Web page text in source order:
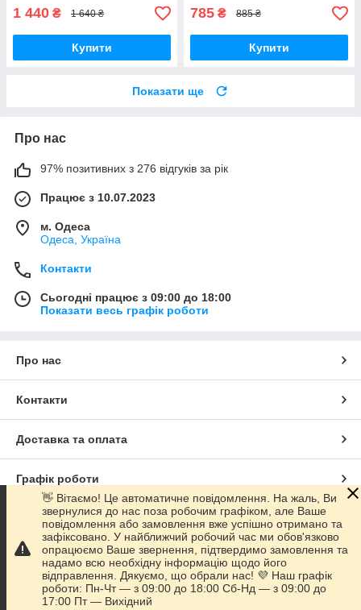
1 440 ₴ 1 640 ₴
Купити
785 ₴ 885 ₴
Купити
Показати ще
Про нас
97% позитивних з 276 відгуків за рік
Працює з 10.07.2023
м. Одеса
Одеса, Україна
Контакти
Сьогодні працює з 09:00 до 18:00
Показати весь графік роботи
Про нас
Контакти
Доставка та оплата
Графік роботи
Повна версія сайту
Сайт створено на маркетплейсі Prom.ua
Політика конфіденційності
👋 Вітаємо! Це автоматичне повідомлення. На жаль, Ви
звернулися до нас поза робочим графіком, але Ваше
повідомлення або замовлення вже успішно отримано та
зафіксовано. У найближчий робочий час ми обов'язково
опрацюємо Ваше звернення, підтвердимо замовлення та
надамо всю необхідну інформацію щодо його
відправлення. Дякуємо, що обрали нас! 💜 Наш графік
роботи: Пн-Чт — з 09:00 до 18:00 Сб-Нд — з 09:00 до
17:00 Пт — Вихідний